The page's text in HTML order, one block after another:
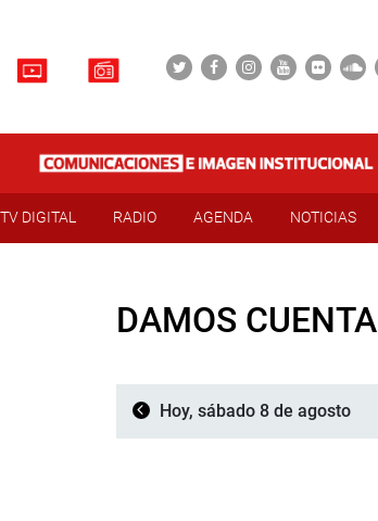
TV DIGITAL RADIO AGENDA NOTICIAS
DAMOS
Hoy, sábado 8 de agosto